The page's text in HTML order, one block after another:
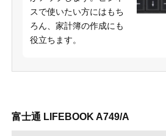
スで使いたい方にはもち
ろん、家計簿の作成にも
役立ちます。
富士通 LIFEBOOK A749/A